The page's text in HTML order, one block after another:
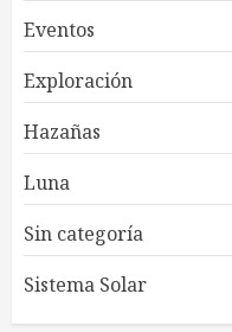
Eventos
Exploración
Hazañas
Luna
Sin categoría
Sistema Solar